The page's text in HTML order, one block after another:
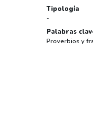
Tipología
-
Palabras
Proverbios y